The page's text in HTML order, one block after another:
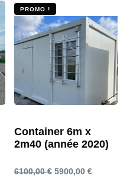
PROMO !
Container 6m x
2m40 (année 2020)
6100,00€ Le
5900,00 €Le